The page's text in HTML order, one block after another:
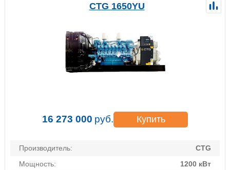
CTG 1650YU
16 273 000 руб. Купить
Производитель:
CTG
Мощность:
1200 кВт